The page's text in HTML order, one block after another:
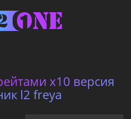
x10 версия
l2 freya